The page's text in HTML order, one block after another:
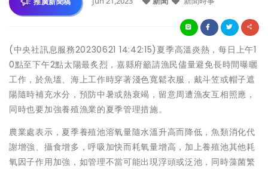
(中央社訊息服務20230621 14:42:15)夏季高溫炎熱，每日上午1
0點至下午2點太陽最炙烈，嘉縣府籲請漁民儘量避免長時間曝曬
工作，於魚塭、海上工作時穿著淺色寬鬆衣服，戴斗笠或帽子遮
陽隨時補充水分，預防中暑或熱衰竭，留意周遭漁友互相照應，
同時也要加強養殖漁業的夏季管理措施。
農業處表示，夏季養殖池溶氧量隨水溫升高而降低，魚類消化代
謝增強、攝食增多，呼吸加快而耗氧量增高，加上養殖池其他耗
氧因子作用加強，如管理不當可能出現浮頭或泛池，同時藻菌繁